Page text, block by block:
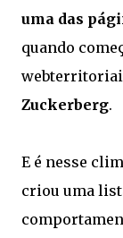
uma das
quando
Zuckerberg.
E é nesse
criou uma